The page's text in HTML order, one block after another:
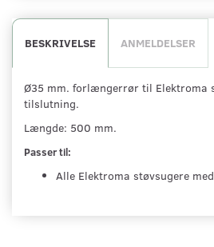
BESKRIVELSE ANMELDELSER
Ø35 mm. forlængerrør til Elektroma
tilslutning.
Længde: 500 mm.
Passer til:
Alle Elektroma støvsugere